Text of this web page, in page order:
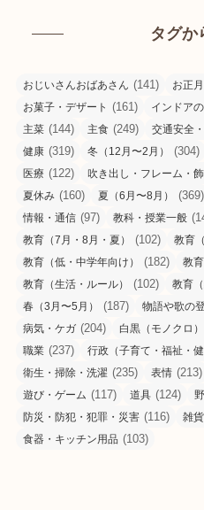
タグか
おじいさんおばあさん (141) お正
お菓子・デザート (161) インドア
主菜 (144) 主食 (249) 交通安全
健康 (319) 冬（12月〜2月） (304)
医療 (122) 吹き出し・フレーム・
夏休み (160) 夏（6月〜8月） (369)
情報・通信 (97) 教科・授業一般
教育（7月・8月・夏） (102) 教育
教育（低・中学年向け） (182) 教
教育（生活・ルール） (102) 教育
春（3月〜5月） (187) 物語や歌の
病気・ケガ (204) 白黒（モノクロ）
職業 (237) 行政（子育て・福祉・健
衛生・掃除・洗濯 (235) 表情 (213)
遊び・ゲーム (117) 道具 (124)
防災・防犯・犯罪・災害 (116) 雑
食器・キッチン用品 (103)